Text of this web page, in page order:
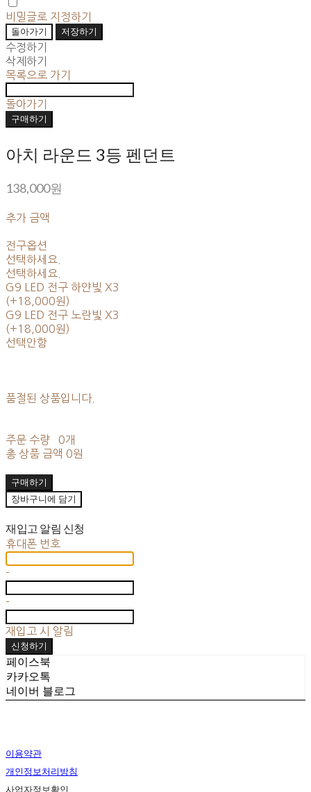
비밀글로 지정하기
돌아가기
저장하기
수정하기
삭제하기
목록으로 가기
돌아가기
구매하기
아치 라운드 3등 펜던트
138,000원
추가 금액
전구옵션
선택하세요.
선택하세요.
G9 LED 전구 하얀빛 X3
(+18,000원)
G9 LED 전구 노란빛 X3
(+18,000원)
선택안함
품절된 상품입니다.
주문 수량
0개
총 상품 금액 0원
구매하기
장바구니에 담기
재입고 알림 신청
휴대폰 번호
-
-
재입고 시 알림
신청하기
페이스북
카카오톡
네이버 블로그
이용약관
개인정보처리방침
사업자정보확인